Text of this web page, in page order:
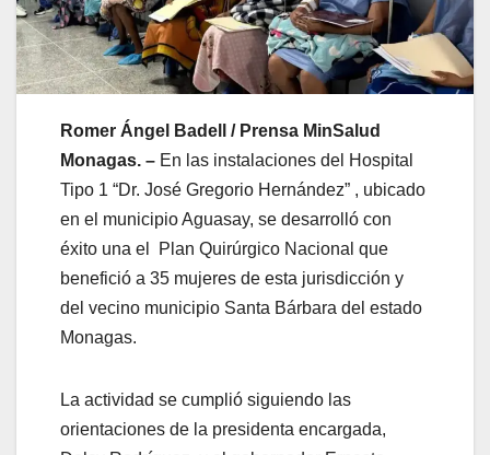
Romer Ángel Badell / Prensa MinSalud
Monagas. – En las instalaciones del Hospital
Tipo 1 “Dr. José Gregorio Hernández” , ubicado
en el municipio Aguasay, se desarrolló con
éxito una el Plan Quirúrgico Nacional que
benefició a 35 mujeres de esta jurisdicción y
del vecino municipio Santa Bárbara del estado
Monagas.
La actividad se cumplió siguiendo las
orientaciones de la presidenta encargada,